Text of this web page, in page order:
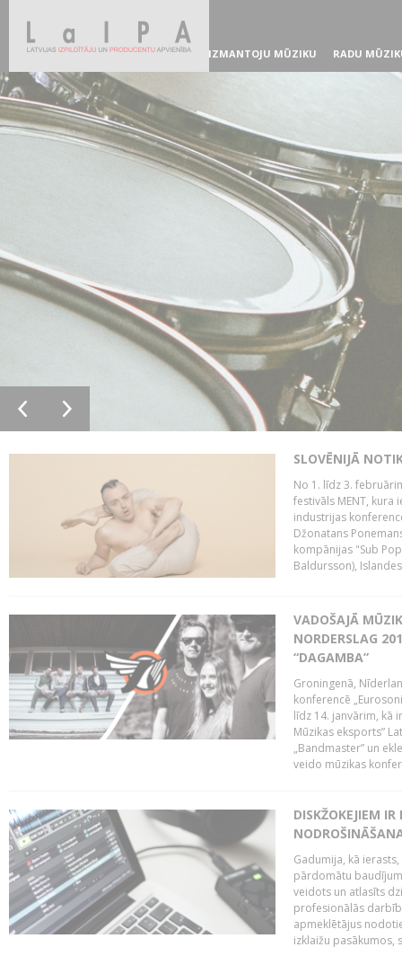
IZMANTOJU MŪZIKU RADU
SLOVĒNIJĀ
No 1. līdz 3.
festivāls MENT, kura
industrijas
Džonatans
kompānijas "Sub
Baldursson),
VADOŠAJĀ
NORDERSLAG
“DAGAMBA”
Groningenā,
konferencē
līdz 14. janvārim, kā
Mūzikas eksports”
„Bandmaster” un
veido mūzikas
DISKŽOKEJIEM
Gadumija, kā
pārdomātu
veidots un atlasīts
profesionālās
apmeklētājus
izklaižu pasākumos,